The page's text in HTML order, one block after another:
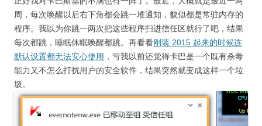
周，每次唤醒以后右下角都会跳一堆通知，貌似都是常驻内存的
程序。我以为你跳一两次把这些程序扫进信任区就行了吧，结果
每次都跳，睡眠休眠唤醒都跳。再看看刚装 2015 起来的时候连
默认设置都无法安心使用 ，亏我以前还觉得卡巴是一个既有杀毒
能力又不怎么打扰用户的安全软件，结果突然就变成这样一个垃
圾。